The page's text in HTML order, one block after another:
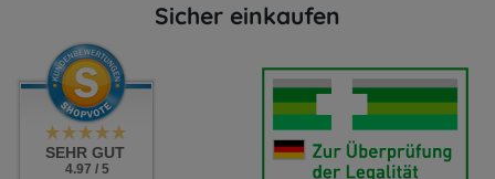
Sicher einkaufen
SEHR GUT
4.97 / 5